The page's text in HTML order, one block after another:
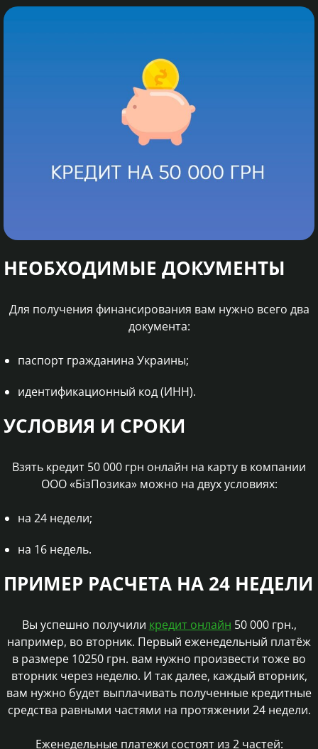
НЕОБХОДИМЫЕ ДОКУМЕНТЫ
Для получения финансирования вам нужно всего два
документа:
паспорт гражданина Украины;
идентификационный код (ИНН).
УСЛОВИЯ И СРОКИ
Взять кредит 50 000 грн онлайн на карту в компании
ООО «БізПозика» можно на двух условиях:
на 24 недели;
на 16 недель.
ПРИМЕР РАСЧЕТА НА 24 НЕДЕЛИ
Вы успешно получили кредит онлайн 50 000 грн.,
например, во вторник. Первый еженедельный платёж
в размере 10250 грн. вам нужно произвести тоже во
вторник через неделю. И так далее, каждый вторник,
вам нужно будет выплачивать полученные кредитные
средства равными частями на протяжении 24 недели.
Еженедельные платежи состоят из 2 частей: